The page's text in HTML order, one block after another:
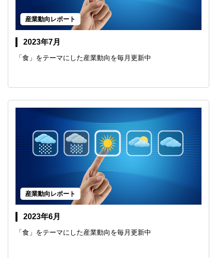
産業動向レポート
2023年7月
「食」をテーマにした産業動向を毎月更新中
産業動向レポート
2023年6月
「食」をテーマにした産業動向を毎月更新中